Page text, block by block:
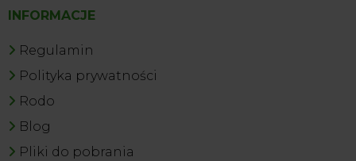
INFORMACJE
Regulamin
Polityka prywatności
Rodo
Blog
Pliki do pobrania